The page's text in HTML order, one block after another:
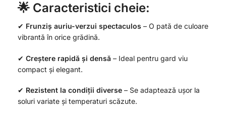
🌟 Caracteristici cheie:
✔ Frunziș auriu-verzui spectaculos – O pată de culoare
vibrantă în orice grădină.
✔ Creștere rapidă și densă – Ideal pentru gard viu
compact și elegant.
✔ Rezistent la condiții diverse – Se adaptează ușor la
soluri variate și temperaturi scăzute.